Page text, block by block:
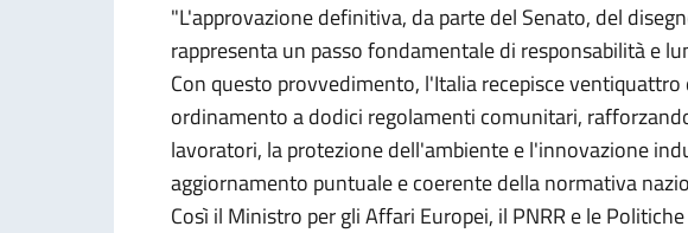
"L'approvazione definitiva, da parte del Senato, del
rappresenta un passo fondamentale di responsabilità e
Con questo provvedimento, l'Italia recepisce
ordinamento a dodici regolamenti comunitari,
lavoratori, la protezione dell'ambiente e l'innovazione
aggiornamento puntuale e coerente della normativa
Così il Ministro per gli Affari Europei, il PNRR e le